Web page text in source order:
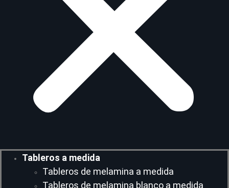
Tableros a medida
Tableros de melamina a medida
Tableros de melamina blanco a medida